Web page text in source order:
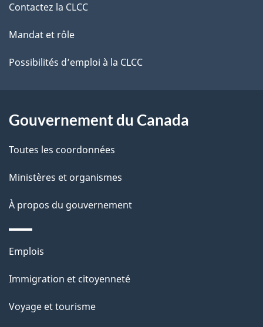
ce
site
Contactez la CLCC
Mandat et rôle
Possibilités d’emploi à la CLCC
Gouvernement du Canada
Toutes les coordonnées
Ministères et organismes
À propos du gouvernement
Thèmes
sujets
Emplois
Immigration et citoyenneté
Voyage et tourisme